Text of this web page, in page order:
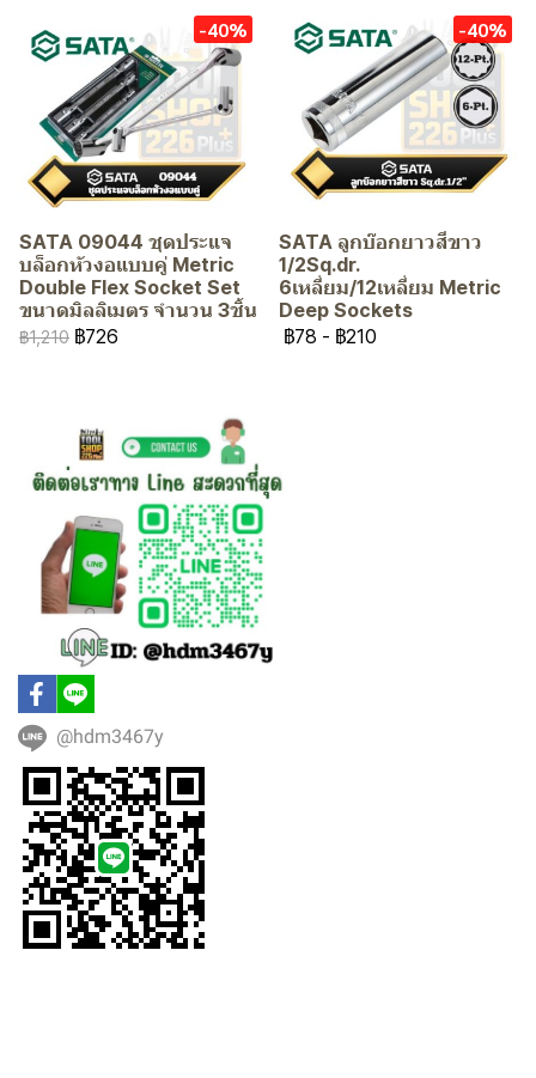
-40%
SATA 09044 ชุดประแจ
บล็อกหัวงอแบบคู่ Metric
Double Flex Socket Set
ขนาดมิลลิเมตร จำนวน 3ชิ้น
฿1,210 ฿726
-40%
SATA ลูกบ๊อกยาวสีขาว
1/2Sq.dr.
6เหลี่ยม/12เหลี่ยม Metric
Deep Sockets
฿78 - ฿210
@hdm3467y